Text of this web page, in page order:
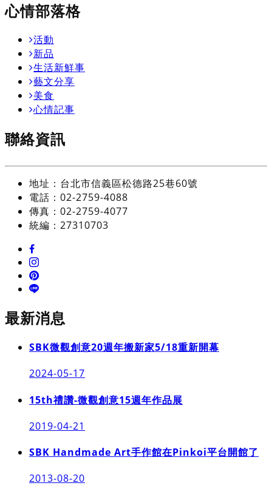
心情部落格
活動
新品
生活新鮮事
藝文分享
美食
心情記事
聯絡資訊
地址：台北市信義區松德路25巷60號
電話：02-2759-4088
傳真：02-2759-4077
統編：27310703
最新消息
SBK微觀創意20週年搬新家5/18重新開幕
2024-05-17
15th禮讚-微觀創意15週年作品展
2019-04-21
SBK Handmade Art手作館在Pinkoi平台開館了
2013-08-20